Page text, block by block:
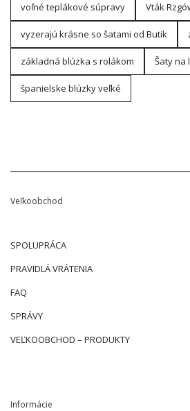
voľné teplákové súpravy Vták
vyzerajú krásne so šatami od Butik
základná blúzka s rolákom Šaty na
španielske blúzky veľké
Veľkoobchod
SPOLUPRÁCA
PRAVIDLÁ VRÁTENIA
FAQ
SPRÁVY
VEĽKOOBCHOD – PRODUKTY
Informácie